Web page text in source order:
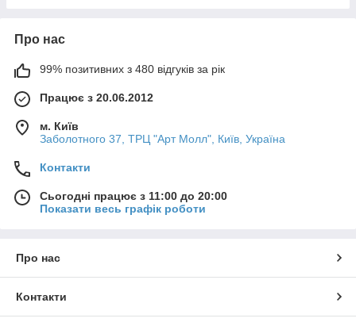
Про нас
99% позитивних з 480 відгуків за рік
Працює з 20.06.2012
м. Київ
Заболотного 37, ТРЦ "Арт Молл", Київ, Україна
Контакти
Сьогодні працює з 11:00 до 20:00
Показати весь графік роботи
Про нас
Контакти